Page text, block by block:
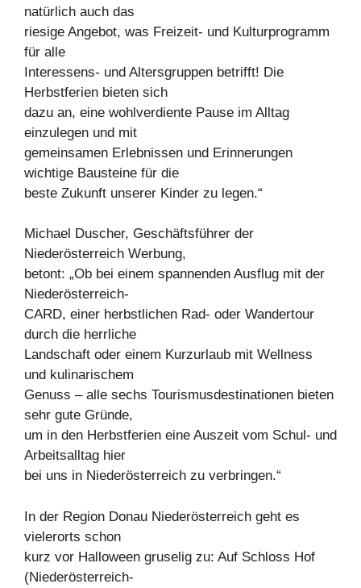
natürlich auch das
riesige Angebot, was Freizeit- und Kulturprogramm
für alle
Interessens- und Altersgruppen betrifft! Die
Herbstferien bieten sich
dazu an, eine wohlverdiente Pause im Alltag
einzulegen und mit
gemeinsamen Erlebnissen und Erinnerungen
wichtige Bausteine für die
beste Zukunft unserer Kinder zu legen.“
Michael Duscher, Geschäftsführer der
Niederösterreich Werbung,
betont: „Ob bei einem spannenden Ausflug mit der
Niederösterreich-
CARD, einer herbstlichen Rad- oder Wandertour
durch die herrliche
Landschaft oder einem Kurzurlaub mit Wellness
und kulinarischem
Genuss – alle sechs Tourismusdestinationen bieten
sehr gute Gründe,
um in den Herbstferien eine Auszeit vom Schul- und
Arbeitsalltag hier
bei uns in Niederösterreich zu verbringen.“
In der Region Donau Niederösterreich geht es
vielerorts schon
kurz vor Halloween gruselig zu: Auf Schloss Hof
(Niederösterreich-